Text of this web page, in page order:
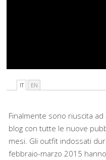
IT EN
Finalmente sono riuscita
blog con tutte le nuove
mesi. Gli outfit indossati
febbraio-marzo 2015